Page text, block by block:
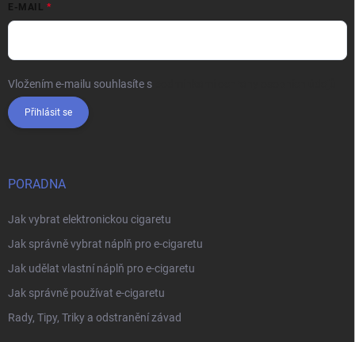
E-MAIL
Vložením e-mailu souhlasíte s
Přihlásit se
PORADNA
Jak vybrat elektronickou cigaretu
Jak správně vybrat náplň pro e-cigaretu
Jak udělat vlastní náplň pro e-cigaretu
Jak správně používat e-cigaretu
Rady, Tipy, Triky a odstranění závad